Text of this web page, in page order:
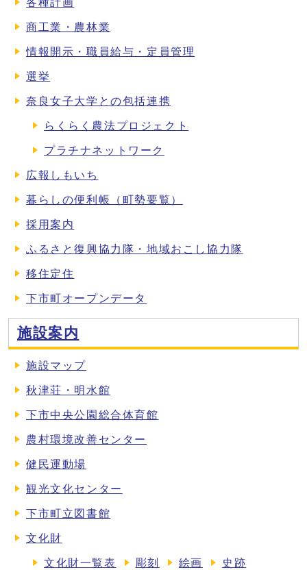
各種計画
商工業・農林業
情報開示・職員給与・定員管理
選挙
奈良女子大学との包括連携
らくらく農法プロジェクト
プラチナネットワーク
広報しもいち
暮らしの便利帳（町勢要覧）
採用案内
ふるさと復興協力隊・地域おこし協力隊
移住定住
下市町オープンデータ
施設案内
施設マップ
秋津荘・明水館
下市中央公園総合体育館
農村環境改善センター
健民運動場
観光文化センター
下市町立図書館
文化財
文化財一覧表 彫刻 絵画 史跡